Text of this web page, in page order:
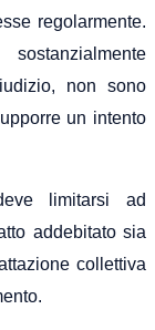
regolarmente.
non sono
un intento
limitarsi ad
addebitato sia
collettiva